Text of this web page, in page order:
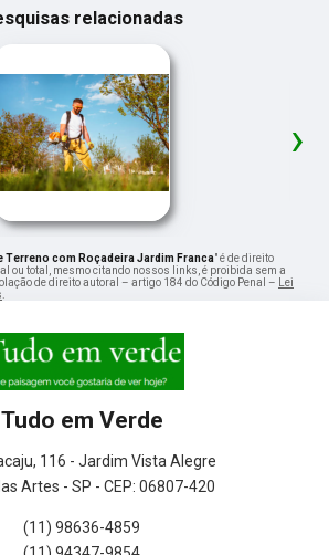
relacionadas
›
Terreno com Roçadeira Jardim Franca" é de direito
ou total, mesmo citando nossos links, é proibida sem a
de direito autoral – artigo 184 do Código Penal –
Lei
Tudo em Verde
116 - Jardim Vista Alegre
Artes - SP - CEP: 06807-420
(11) 98636-4859